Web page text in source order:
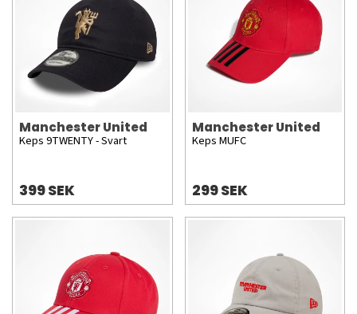
Manchester United
Keps 9TWENTY - Svart
399 SEK
Manchester United
Keps MUFC
299 SEK